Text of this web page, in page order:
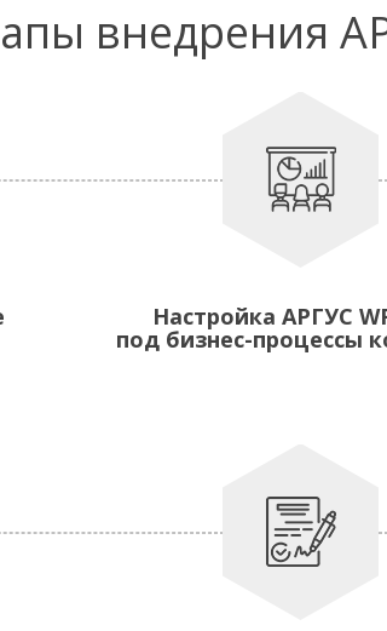
внедрения
Настройка АРГУС
под бизнес-процессы